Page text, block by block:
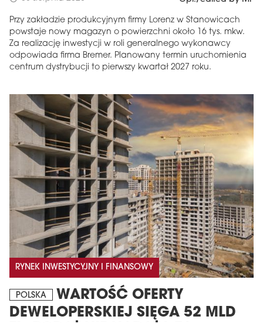
Przy zakładzie produkcyjnym firmy Lorenz w Stanowicach
powstaje nowy magazyn o powierzchni około 16 tys. mkw.
Za realizację inwestycji w roli generalnego wykonawcy
odpowiada firma Bremer. Planowany termin uruchomienia
centrum dystrybucji to pierwszy kwartał 2027 roku.
RYNEK INWESTYCYJNY I FINANSOWY
POLSKA
WARTOŚĆ OFERTY
DEWELOPERSKIEJ SIĘGA 52 MLD